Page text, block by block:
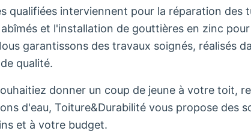
qualifiées interviennent pour la réparation des
et l'installation de gouttières en zinc
garantissons des travaux soignés, réalisés
qualité.
donner un coup de jeune à votre toit,
d'eau, Toiture&Durabilité vous propose des
et à votre budget.